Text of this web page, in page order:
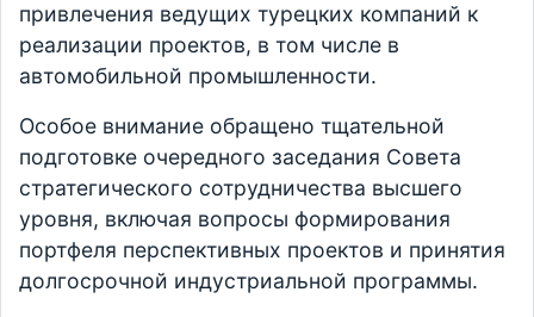
привлечения ведущих турецких компаний к
реализации проектов, в том числе в
автомобильной промышленности.
Особое внимание обращено тщательной
подготовке очередного заседания Совета
стратегического сотрудничества высшего
уровня, включая вопросы формирования
портфеля перспективных проектов и принятия
долгосрочной индустриальной программы.